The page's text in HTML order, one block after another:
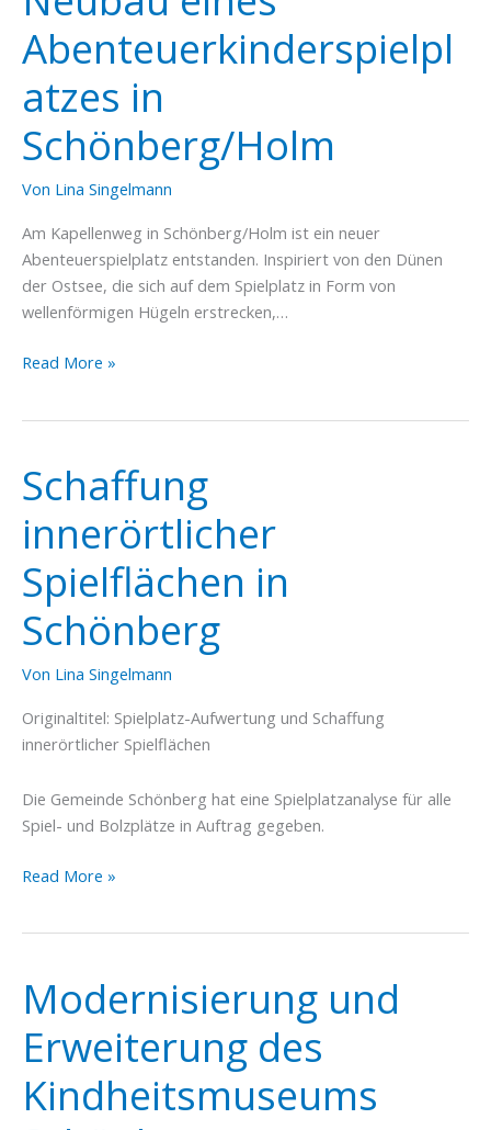
Abenteuerkinderspielpl
atzes in
Schönberg/Holm
Von Lina Singelmann
Am Kapellenweg in Schönberg/Holm ist ein neuer
Abenteuerspielplatz entstanden. Inspiriert von den Dünen
der Ostsee, die sich auf dem Spielplatz in Form von
wellenförmigen Hügeln erstrecken,…
Neubau
Schönberg/Holm
Read More »
Schaffung
innerörtlicher
Spielflächen in
Schönberg
Von Lina Singelmann
Originaltitel: Spielplatz-Aufwertung und Schaffung
innerörtlicher Spielflächen
Die Gemeinde Schönberg hat eine Spielplatzanalyse für alle
Spiel- und Bolzplätze in Auftrag gegeben.
Schaffung
Read More »
Modernisierung und
Erweiterung des
Kindheitsmuseums